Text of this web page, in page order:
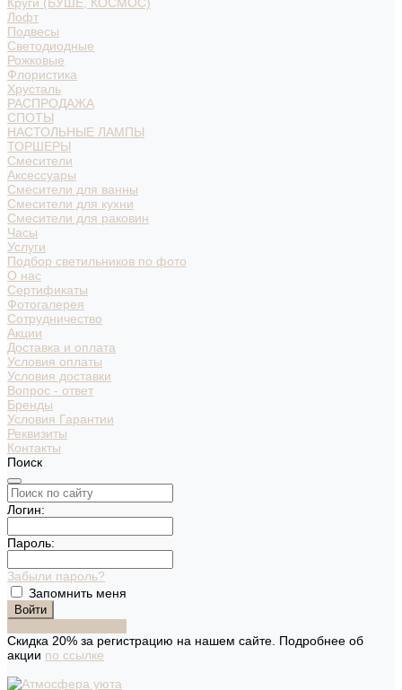
Лофт
Подвесы
Светодиодные
Рожковые
Флористика
Хрусталь
РАСПРОДАЖА
СПОТЫ
НАСТОЛЬНЫЕ ЛАМПЫ
ТОРШЕРЫ
Смесители
Аксессуары
Смесители для ванны
Смесители для кухни
Смесители для раковин
Часы
Услуги
Подбор светильников по фото
О нас
Сертификаты
Фотогалерея
Сотрудничество
Акции
Доставка и оплата
Условия оплаты
Условия доставки
Вопрос - ответ
Бренды
Условия Гарантии
Реквизиты
Контакты
Поиск
Логин:
Пароль:
Забыли пароль?
Запомнить меня
Скидка 20% за регистрацию на нашем сайте. Подробнее об
акции по ссылке